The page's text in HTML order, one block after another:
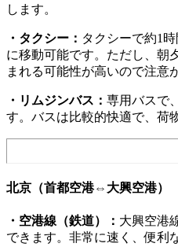
します。
・タクシー： タクシーで約1
に移動可能です。ただし、朝
まれる可能性が高いので注意
・リムジンバス： 専用バスで
す。バスは比較的快適で、荷
北京（首都空港⇔大興空港）
・空港線（鉄道）： 大興空港
できます。非常に速く、便利